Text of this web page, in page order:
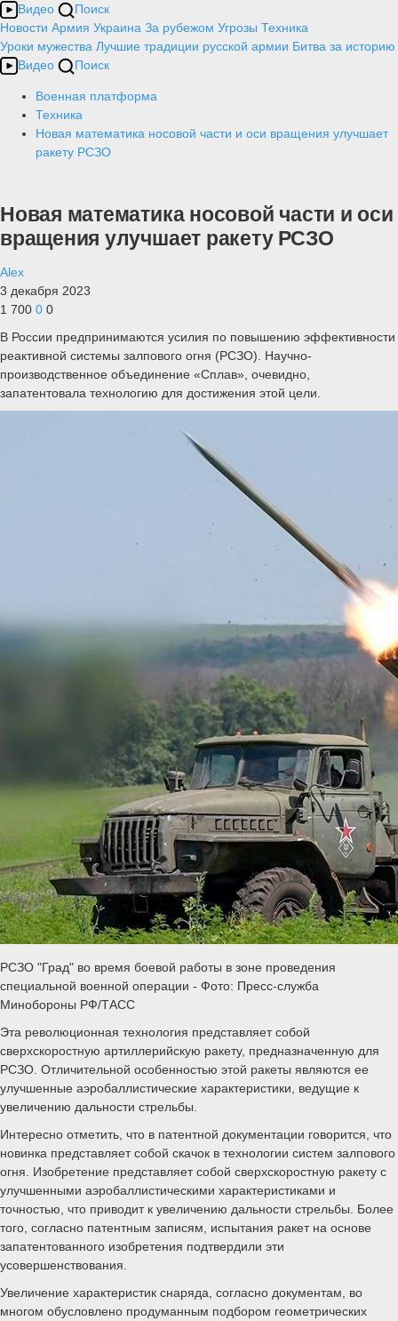
Видео
Поиск
Новости Армия Украина За рубежом Угрозы Техника
Уроки мужества Лучшие традиции русской армии Битва за историю
Видео
Поиск
Военная платформа
Техника
Новая математика носовой части и оси вращения улучшает
ракету РСЗО
Новая математика носовой части и оси
вращения улучшает ракету РСЗО
Alex
3 декабря 2023
1 700 0 0
В России предпринимаются усилия по повышению эффективности
реактивной системы залпового огня (РСЗО). Научно-
производственное объединение «Сплав», очевидно,
запатентовала технологию для достижения этой цели.
РСЗО "Град" во время боевой работы в зоне проведения
специальной военной операции - Фото: Пресс-служба
Минобороны РФ/ТАСС
Эта революционная технология представляет собой
сверхскоростную артиллерийскую ракету, предназначенную для
РСЗО. Отличительной особенностью этой ракеты являются ее
улучшенные аэробаллистические характеристики, ведущие к
увеличению дальности стрельбы.
Интересно отметить, что в патентной документации говорится, что
новинка представляет собой скачок в технологии систем залпового
огня. Изобретение представляет собой сверхскоростную ракету с
улучшенными аэробаллистическими характеристиками и
точностью, что приводит к увеличению дальности стрельбы. Более
того, согласно патентным записям, испытания ракет на основе
запатентованного изобретения подтвердили эти
усовершенствования.
Увеличение характеристик снаряда, согласно документам, во
многом обусловлено продуманным подбором геометрических